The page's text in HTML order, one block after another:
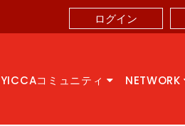
ログイン
YICCAコミュニティ NETWORK